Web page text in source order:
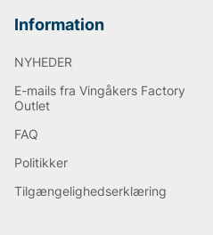
Information
NYHEDER
E-mails fra Vingåkers Factory
Outlet
FAQ
Politikker
Tilgængelighedserklæring